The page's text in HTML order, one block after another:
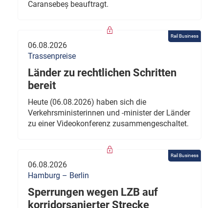
Caransebeș beauftragt.
Rail Business
06.08.2026
Trassenpreise
Länder zu rechtlichen Schritten
bereit
Heute (06.08.2026) haben sich die
Verkehrsministerinnen und -minister der Länder
zu einer Videokonferenz zusammengeschaltet.
Rail Business
06.08.2026
Hamburg – Berlin
Sperrungen wegen LZB auf
korridorsanierter Strecke